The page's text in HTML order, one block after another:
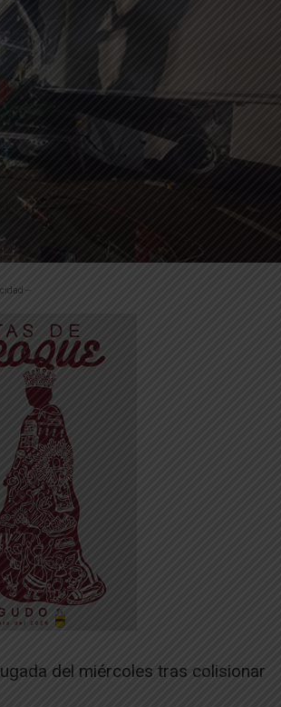
--
del miércoles tras colisionar